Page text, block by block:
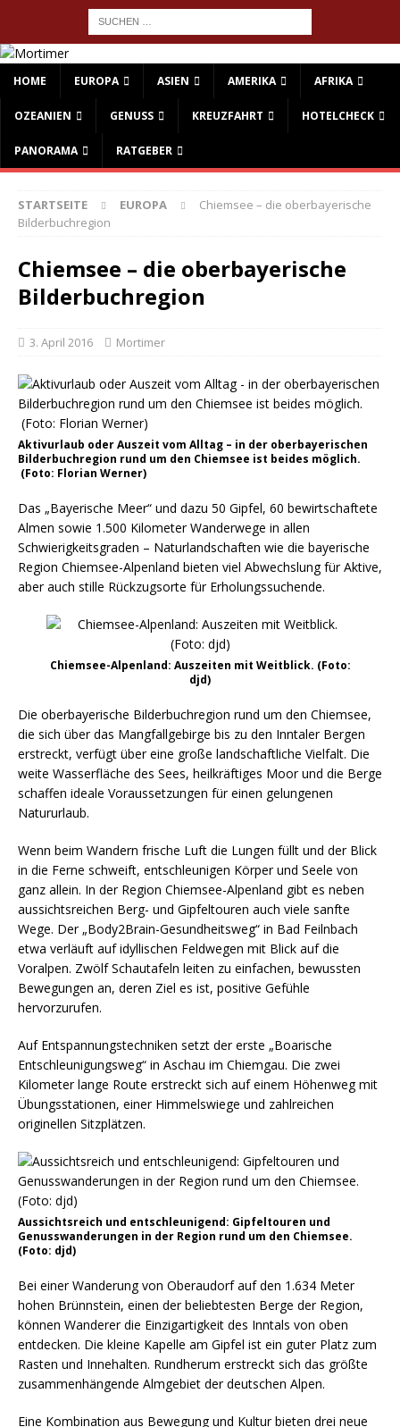
HOME EUROPA ASIEN AMERIKA AFRIKA
OZEANIEN GENUSS KREUZFAHRT HOTELCHECK
PANORAMA RATGEBER
STARTSEITE EUROPA
Chiemsee – die oberbayerische
Bilderbuchregion
Chiemsee – die oberbayerische
Bilderbuchregion
3. April 2016 Mortimer
Aktivurlaub oder Auszeit vom Alltag – in der oberbayerischen
Bilderbuchregion rund um den Chiemsee ist beides möglich.
(Foto: Florian Werner)
Das „Bayerische Meer“ und dazu 50 Gipfel, 60 bewirtschaftete
Almen sowie 1.500 Kilometer Wanderwege in allen
Schwierigkeitsgraden – Naturlandschaften wie die bayerische
Region Chiemsee-Alpenland bieten viel Abwechslung für Aktive,
aber auch stille Rückzugsorte für Erholungssuchende.
Chiemsee-Alpenland: Auszeiten mit Weitblick. (Foto:
djd)
Die oberbayerische Bilderbuchregion rund um den Chiemsee,
die sich über das Mangfallgebirge bis zu den Inntaler Bergen
erstreckt, verfügt über eine große landschaftliche Vielfalt. Die
weite Wasserfläche des Sees, heilkräftiges Moor und die Berge
schaffen ideale Voraussetzungen für einen gelungenen
Natururlaub.
Wenn beim Wandern frische Luft die Lungen füllt und der Blick
in die Ferne schweift, entschleunigen Körper und Seele von
ganz allein. In der Region Chiemsee-Alpenland gibt es neben
aussichtsreichen Berg- und Gipfeltouren auch viele sanfte
Wege. Der „Body2Brain-Gesundheitsweg“ in Bad Feilnbach
etwa verläuft auf idyllischen Feldwegen mit Blick auf die
Voralpen. Zwölf Schautafeln leiten zu einfachen, bewussten
Bewegungen an, deren Ziel es ist, positive Gefühle
hervorzurufen.
Auf Entspannungstechniken setzt der erste „Boarische
Entschleunigungsweg“ in Aschau im Chiemgau. Die zwei
Kilometer lange Route erstreckt sich auf einem Höhenweg mit
Übungsstationen, einer Himmelswiege und zahlreichen
originellen Sitzplätzen.
Aussichtsreich und entschleunigend: Gipfeltouren und
Genusswanderungen in der Region rund um den Chiemsee.
(Foto: djd)
Bei einer Wanderung von Oberaudorf auf den 1.634 Meter
hohen Brünnstein, einen der beliebtesten Berge der Region,
können Wanderer die Einzigartigkeit des Inntals von oben
entdecken. Die kleine Kapelle am Gipfel ist ein guter Platz zum
Rasten und Innehalten. Rundherum erstreckt sich das größte
zusammenhängende Almgebiet der deutschen Alpen.
Eine Kombination aus Bewegung und Kultur bieten drei neue